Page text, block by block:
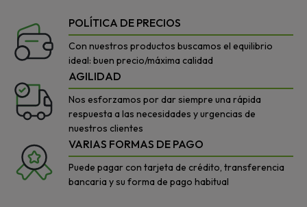
POLÍTICA DE PRECIOS
Con nuestros productos buscamos el equilibrio
ideal: buen precio/máxima calidad
AGILIDAD
Nos esforzamos por dar siempre una rápida
respuesta a las necesidades y urgencias de
nuestros clientes
VARIAS FORMAS DE PAGO
Puede pagar con tarjeta de crédito, transferencia
bancaria y su forma de pago habitual